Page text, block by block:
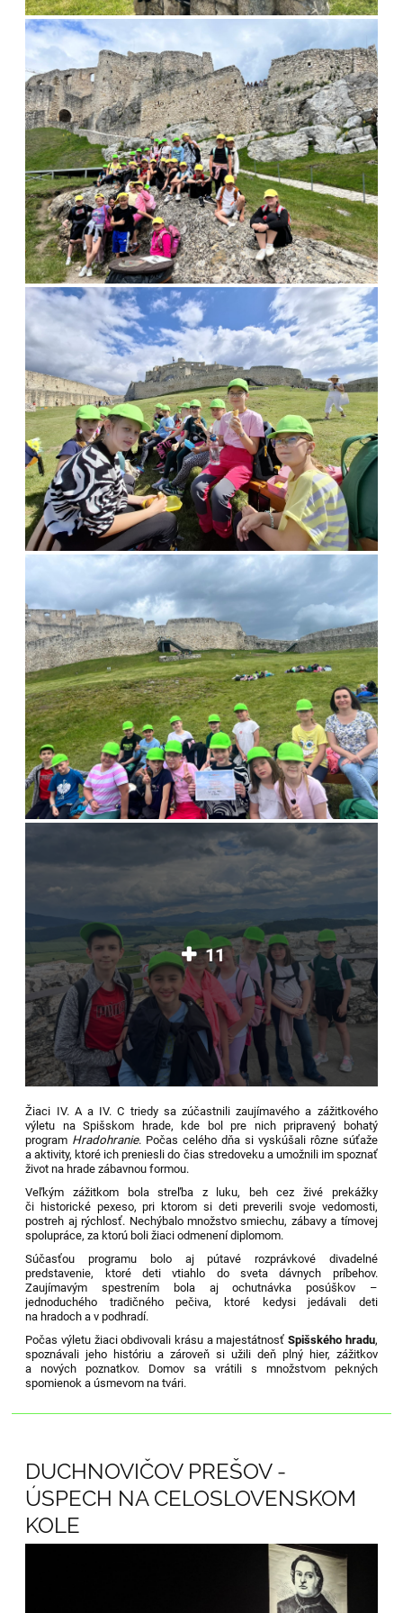
11
Žiaci IV. A a IV. C triedy sa zúčastnili zaujímavého a zážitkového
výletu na Spišskom hrade, kde bol pre nich pripravený bohatý
program Hradohranie. Počas celého dňa si vyskúšali rôzne súťaže
a aktivity, ktoré ich preniesli do čias stredoveku a umožnili im spoznať
život na hrade zábavnou formou.
Veľkým zážitkom bola streľba z luku, beh cez živé prekážky
či historické pexeso, pri ktorom si deti preverili svoje vedomosti,
postreh aj rýchlosť. Nechýbalo množstvo smiechu, zábavy a tímovej
spolupráce, za ktorú boli žiaci odmenení diplomom.
Súčasťou programu bolo aj pútavé rozprávkové divadelné
predstavenie, ktoré deti vtiahlo do sveta dávnych príbehov.
Zaujímavým spestrením bola aj ochutnávka posúškov –
jednoduchého tradičného pečiva, ktoré kedysi jedávali deti
na hradoch a v podhradí.
Počas výletu žiaci obdivovali krásu a majestátnosťSpišského hradu,
spoznávali jeho históriu a zároveň si užili deň plný hier, zážitkov
a nových poznatkov. Domov sa vrátili s množstvom pekných
spomienok a úsmevom na tvári.
DUCHNOVIČOV PREŠOV -
ÚSPECH NA CELOSLOVENSKOM
KOLE